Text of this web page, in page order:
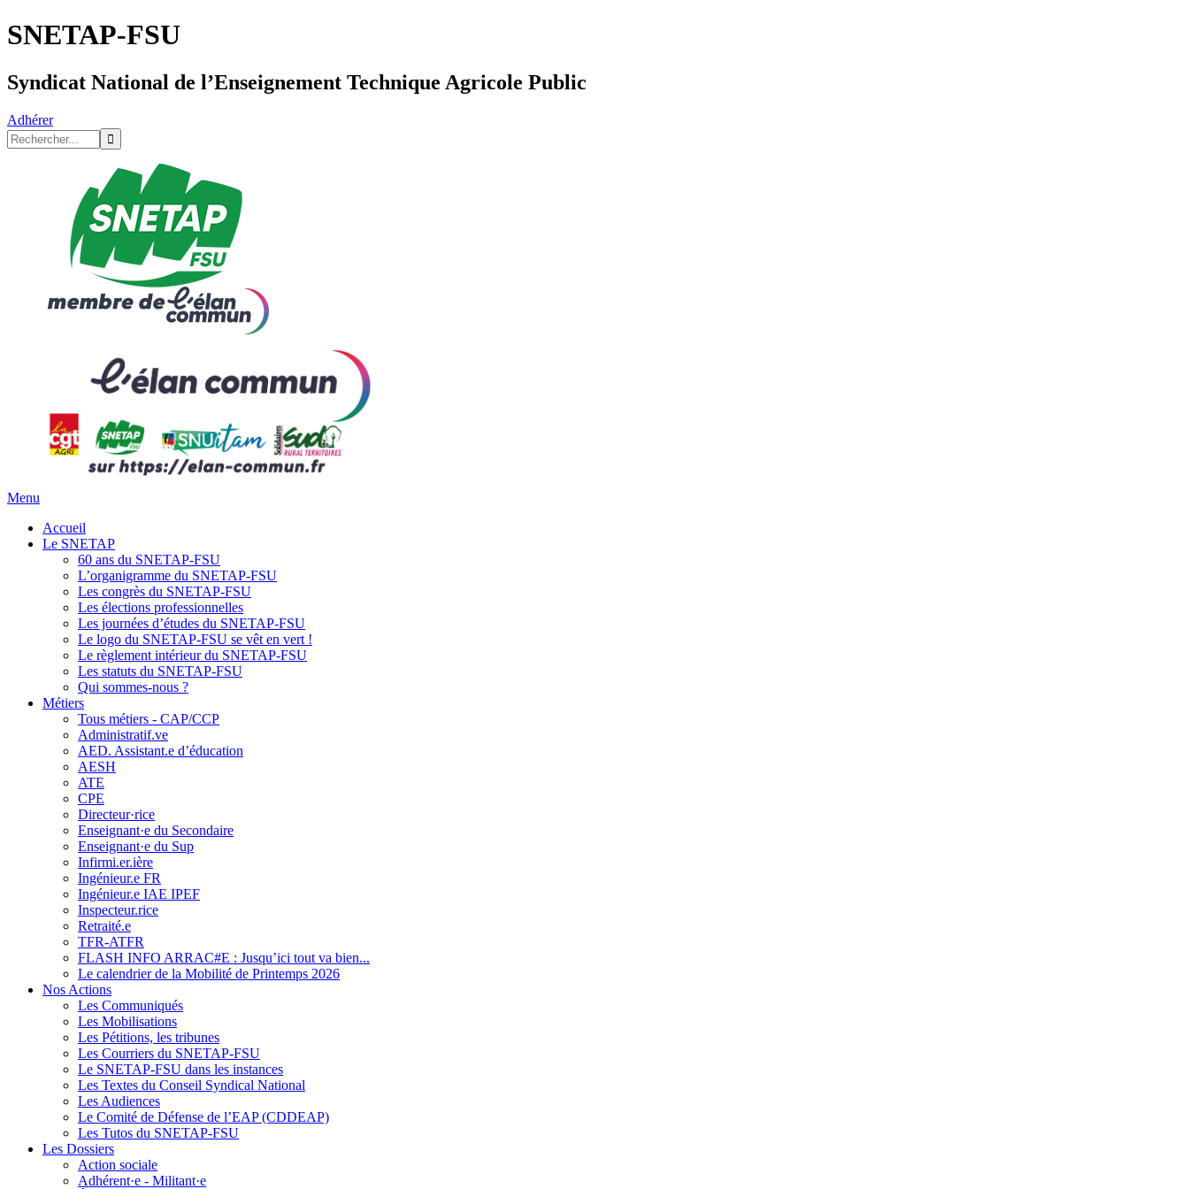
SNETAP-FSU
Syndicat National de l’Enseignement Technique Agricole Public
Adhérer
Menu
Accueil
Le SNETAP
60 ans du SNETAP-FSU
L’organigramme du SNETAP-FSU
Les congrès du SNETAP-FSU
Les élections professionnelles
Les journées d’études du SNETAP-FSU
Le logo du SNETAP-FSU se vêt en vert !
Le règlement intérieur du SNETAP-FSU
Les statuts du SNETAP-FSU
Qui sommes-nous ?
Métiers
Tous métiers - CAP/CCP
Administratif.ve
AED. Assistant.e d’éducation
AESH
ATE
CPE
Directeur·rice
Enseignant·e du Secondaire
Enseignant·e du Sup
Infirmi.er.ière
Ingénieur.e FR
Ingénieur.e IAE IPEF
Inspecteur.rice
Retraité.e
TFR-ATFR
FLASH INFO ARRAC#E : Jusqu’ici tout va bien...
Le calendrier de la Mobilité de Printemps 2026
Nos Actions
Les Communiqués
Les Mobilisations
Les Pétitions, les tribunes
Les Courriers du SNETAP-FSU
Le SNETAP-FSU dans les instances
Les Textes du Conseil Syndical National
Les Audiences
Le Comité de Défense de l’EAP (CDDEAP)
Les Tutos du SNETAP-FSU
Les Dossiers
Action sociale
Adhérent·e - Militant·e